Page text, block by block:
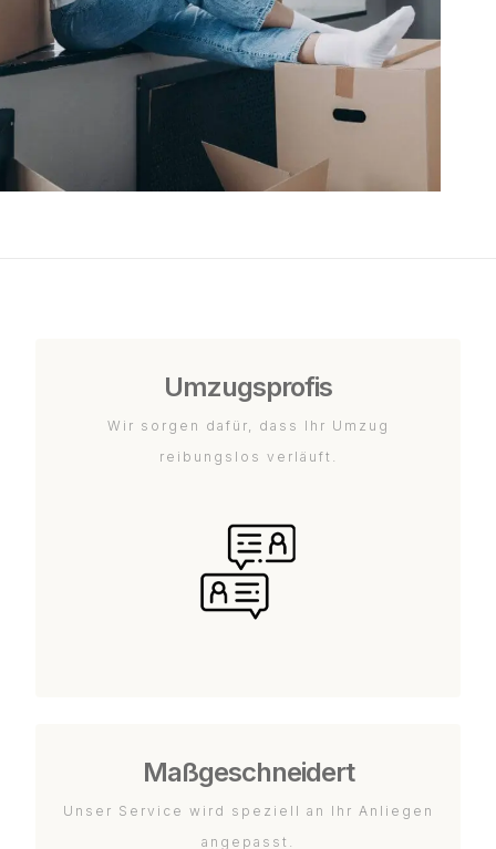
Umzugsprofis
Wir sorgen dafür, dass Ihr Umzug
reibungslos verläuft.
Maßgeschneidert
Unser Service wird speziell an Ihr Anliegen
angepasst.